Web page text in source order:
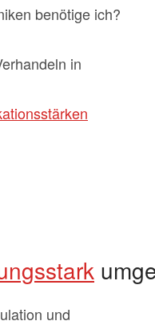
benötige ich?
in
und